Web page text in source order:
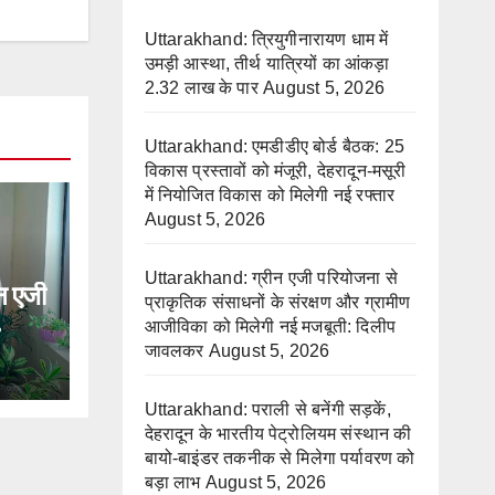
Uttarakhand: त्रियुगीनारायण धाम में
उमड़ी आस्था, तीर्थ यात्रियों का आंकड़ा
2.32 लाख के पार August 5, 2026
Uttarakhand: एमडीडीए बोर्ड बैठक: 25
विकास प्रस्तावों को मंजूरी, देहरादून-मसूरी
में नियोजित विकास को मिलेगी नई रफ्तार
August 5, 2026
Uttarakhand: ग्रीन एजी परियोजना से
प्राकृतिक संसाधनों के संरक्षण और ग्रामीण
आजीविका को मिलेगी नई मजबूती: दिलीप
जावलकर August 5, 2026
Uttarakhand: पराली से बनेंगी सड़कें,
देहरादून के भारतीय पेट्रोलियम संस्थान की
बायो-बाइंडर तकनीक से मिलेगा पर्यावरण को
बड़ा लाभ August 5, 2026